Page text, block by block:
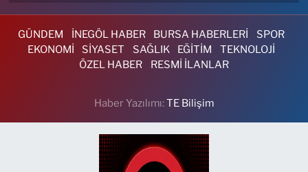
GÜNDEM İNEGÖL HABER BURSA HABERLERİ
SPOR
EKONOMİ
SİYASET SAĞLIK EĞİTİM
TEKNOLOJİ
ÖZEL HABER
RESMİ İLANLAR
Haber Yazılımı:TE Bilişim